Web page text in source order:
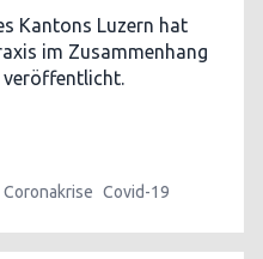
Kantons Luzern hat
im Zusammenhang
veröffentlicht.
Coronakrise Covid-19